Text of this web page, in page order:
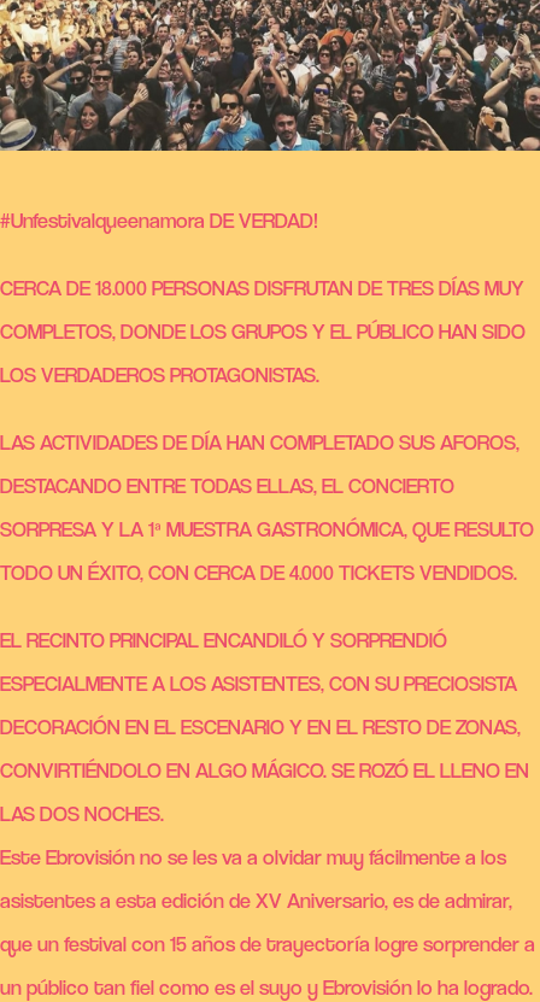
#Unfestivalqueenamora DE VERDAD!
CERCA DE 18.000 PERSONAS DISFRUTAN DE TRES DÍAS MUY
COMPLETOS, DONDE LOS GRUPOS Y EL PÚBLICO HAN SIDO
LOS VERDADEROS PROTAGONISTAS.
LAS ACTIVIDADES DE DÍA HAN COMPLETADO SUS AFOROS,
DESTACANDO ENTRE TODAS ELLAS, EL CONCIERTO
SORPRESA Y LA 1ª MUESTRA GASTRONÓMICA, QUE RESULTO
TODO UN ÉXITO, CON CERCA DE 4.000 TICKETS VENDIDOS.
EL RECINTO PRINCIPAL ENCANDILÓ Y SORPRENDIÓ
ESPECIALMENTE A LOS ASISTENTES, CON SU PRECIOSISTA
DECORACIÓN EN EL ESCENARIO Y EN EL RESTO DE ZONAS,
CONVIRTIÉNDOLO EN ALGO MÁGICO. SE ROZÓ EL LLENO EN
LAS DOS NOCHES.
Este Ebrovisión no se les va a olvidar muy fácilmente a los
asistentes a esta edición de XV Aniversario, es de admirar,
que un festival con 15 años de trayectoría logre sorprender a
un público tan fiel como es el suyo y Ebrovisión lo ha logrado.